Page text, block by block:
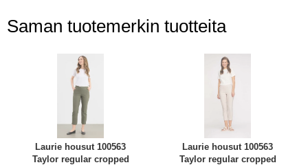
Saman tuotemerkin tuotteita
Laurie housut 100563
Taylor regular cropped
Laurie housut 100563
Taylor regular cropped